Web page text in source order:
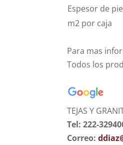
Espesor de
m2 por caja
Para mas
Todos los
TEJAS Y
Tel: 222-
Correo: